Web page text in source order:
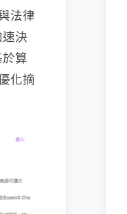
法律
速決
於算
化摘